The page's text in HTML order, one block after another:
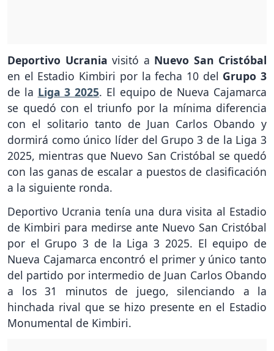
Deportivo Ucrania visitó a Nuevo San Cristóbal
en el Estadio Kimbiri por la fecha 10 del Grupo 3
de la Liga 3 2025. El equipo de Nueva Cajamarca
se quedó con el triunfo por la mínima diferencia
con el solitario tanto de Juan Carlos Obando y
dormirá como único líder del Grupo 3 de la Liga 3
2025, mientras que Nuevo San Cristóbal se quedó
con las ganas de escalar a puestos de clasificación
a la siguiente ronda.
Deportivo Ucrania tenía una dura visita al Estadio
de Kimbiri para medirse ante Nuevo San Cristóbal
por el Grupo 3 de la Liga 3 2025. El equipo de
Nueva Cajamarca encontró el primer y único tanto
del partido por intermedio de Juan Carlos Obando
a los 31 minutos de juego, silenciando a la
hinchada rival que se hizo presente en el Estadio
Monumental de Kimbiri.